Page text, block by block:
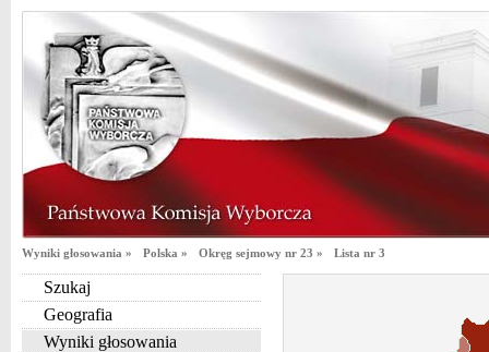
Wyniki głosowania » Polska » Okręg sejmowy nr 23 » Lista nr 3
Szukaj
Geografia
Wyniki głosowania